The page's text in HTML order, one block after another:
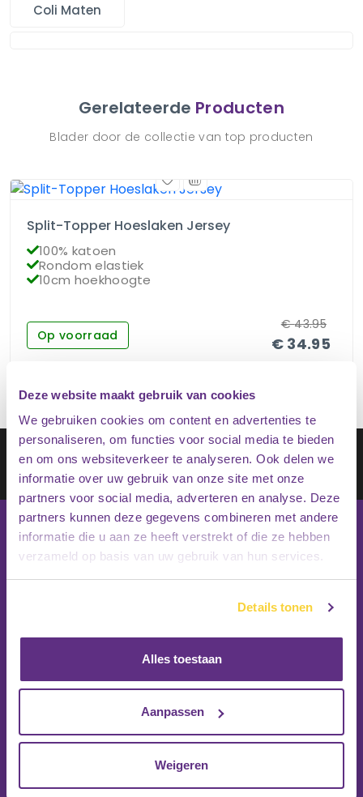
Deze website maakt gebruik van cookies
We gebruiken cookies om content en advertenties te
personaliseren, om functies voor social media te bieden
en om ons websiteverkeer te analyseren. Ook delen we
informatie over uw gebruik van onze site met onze
partners voor social media, adverteren en analyse. Deze
partners kunnen deze gegevens combineren met andere
informatie die u aan ze heeft verstrekt of die ze hebben
verzameld op basis van uw gebruik van hun services.
Details tonen
Alles toestaan
Aanpassen
Weigeren
Coli Maten
Gerelateerde Producten
Blader door de collectie van top producten
Split-Topper Hoeslaken Jersey
100% katoen
Rondom elastiek
10cm hoekhoogte
Op voorraad € 34.95
€43.95
Schrijf je in op onze nieuwsbrief
Inschrijven